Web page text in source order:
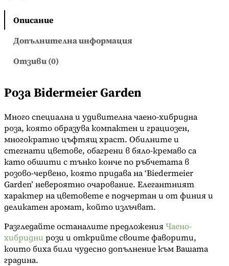
Описание
Допълнителна информация
Отзиви (0)
Роза Bidermeier Garden
Много специална и удивителна чаено-хибридна
роза, която образува компактен и грациозен,
многократно цъфтящ храст. Обилните и
стегнати цветове, обагрени в бяло-кремаво са
като обшити с тънко конче по ръбчетата в
розово-червено, която придава на ‘Biedermeier
Garden’ невероятно очарование. Елегантният
характер на цветовете е подчертан и от финия и
деликатен аромат, който излъчват.
Разгледайте останалите предложенияЧаено-
хибриднирози и открийте своите фаворити,
които биха били чудесно допълнение към Вашата
градина.